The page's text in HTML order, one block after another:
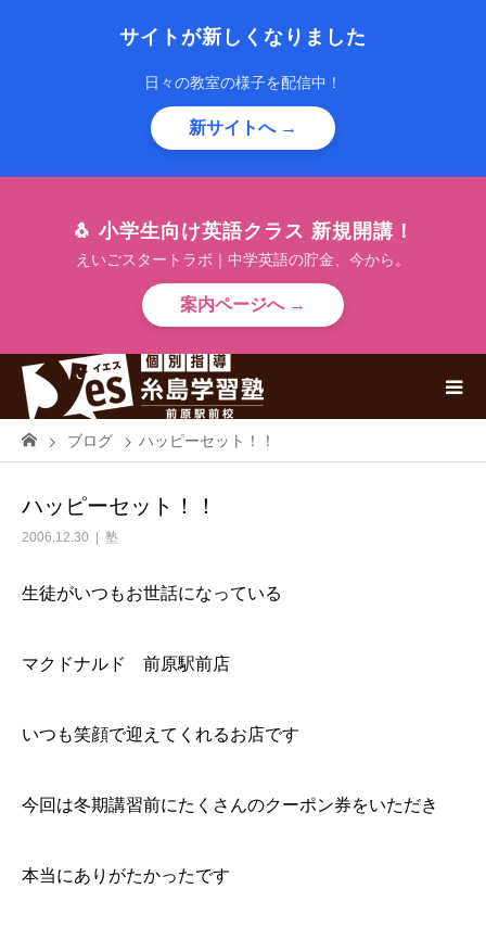
サイトが新しくなりました
日々の教室の様子を配信中！
新サイトへ →
🐧 小学生向け英語クラス 新規開講！
えいごスタートラボ｜中学英語の貯金、今から。
案内ページへ →
ブログ ハッピーセット！！
ハッピーセット！！
2006.12.30 塾
生徒がいつもお世話になっている
マクドナルド 前原駅前店
いつも笑顔で迎えてくれるお店です
今回は冬期講習前にたくさんのクーポン券をいただき
本当にありがたかったです